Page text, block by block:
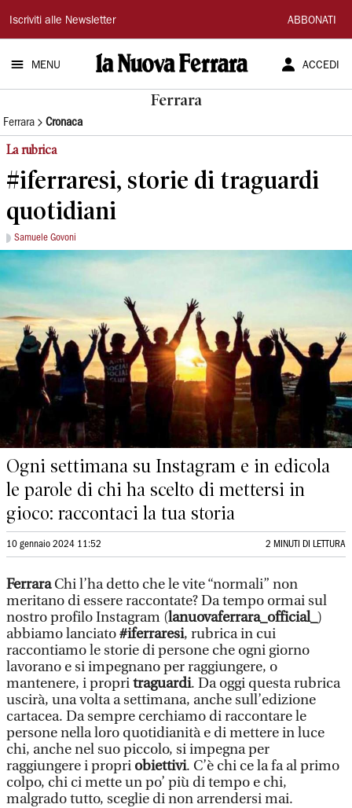
La
Nuova
Ferrara
Iscriviti alle Newsletter ABBONATI
MENU ACCEDI
Ferrara
Ferrara Cronaca
La rubrica
#iferraresi, storie di traguardi
quotidiani
Samuele Govoni
Ogni settimana su Instagram e in edicola
le parole di chi ha scelto di mettersi in
gioco: raccontaci la tua storia
10 gennaio 2024 11:52 2 MINUTI DI LETTURA
FerraraChi l’ha detto che le vite “normali” non
meritano di essere raccontate? Da tempo ormai sul
nostro profilo Instagram (lanuovaferrara_official_ )
abbiamo lanciato#iferraresi, rubrica in cui
raccontiamo le storie di persone che ogni giorno
lavorano e si impegnano per raggiungere, o
mantenere, i propritraguardi. Da oggi questa rubrica
uscirà, una volta a settimana, anche sull’edizione
cartacea. Da sempre cerchiamo di raccontare le
persone nella loro quotidianità e di mettere in luce
chi, anche nel suo piccolo, si impegna per
raggiungere i propri obiettivi. C’è chi ce la fa al primo
colpo, chi ci mette un po’ più di tempo e chi,
malgrado tutto, sceglie di non arrendersi mai.